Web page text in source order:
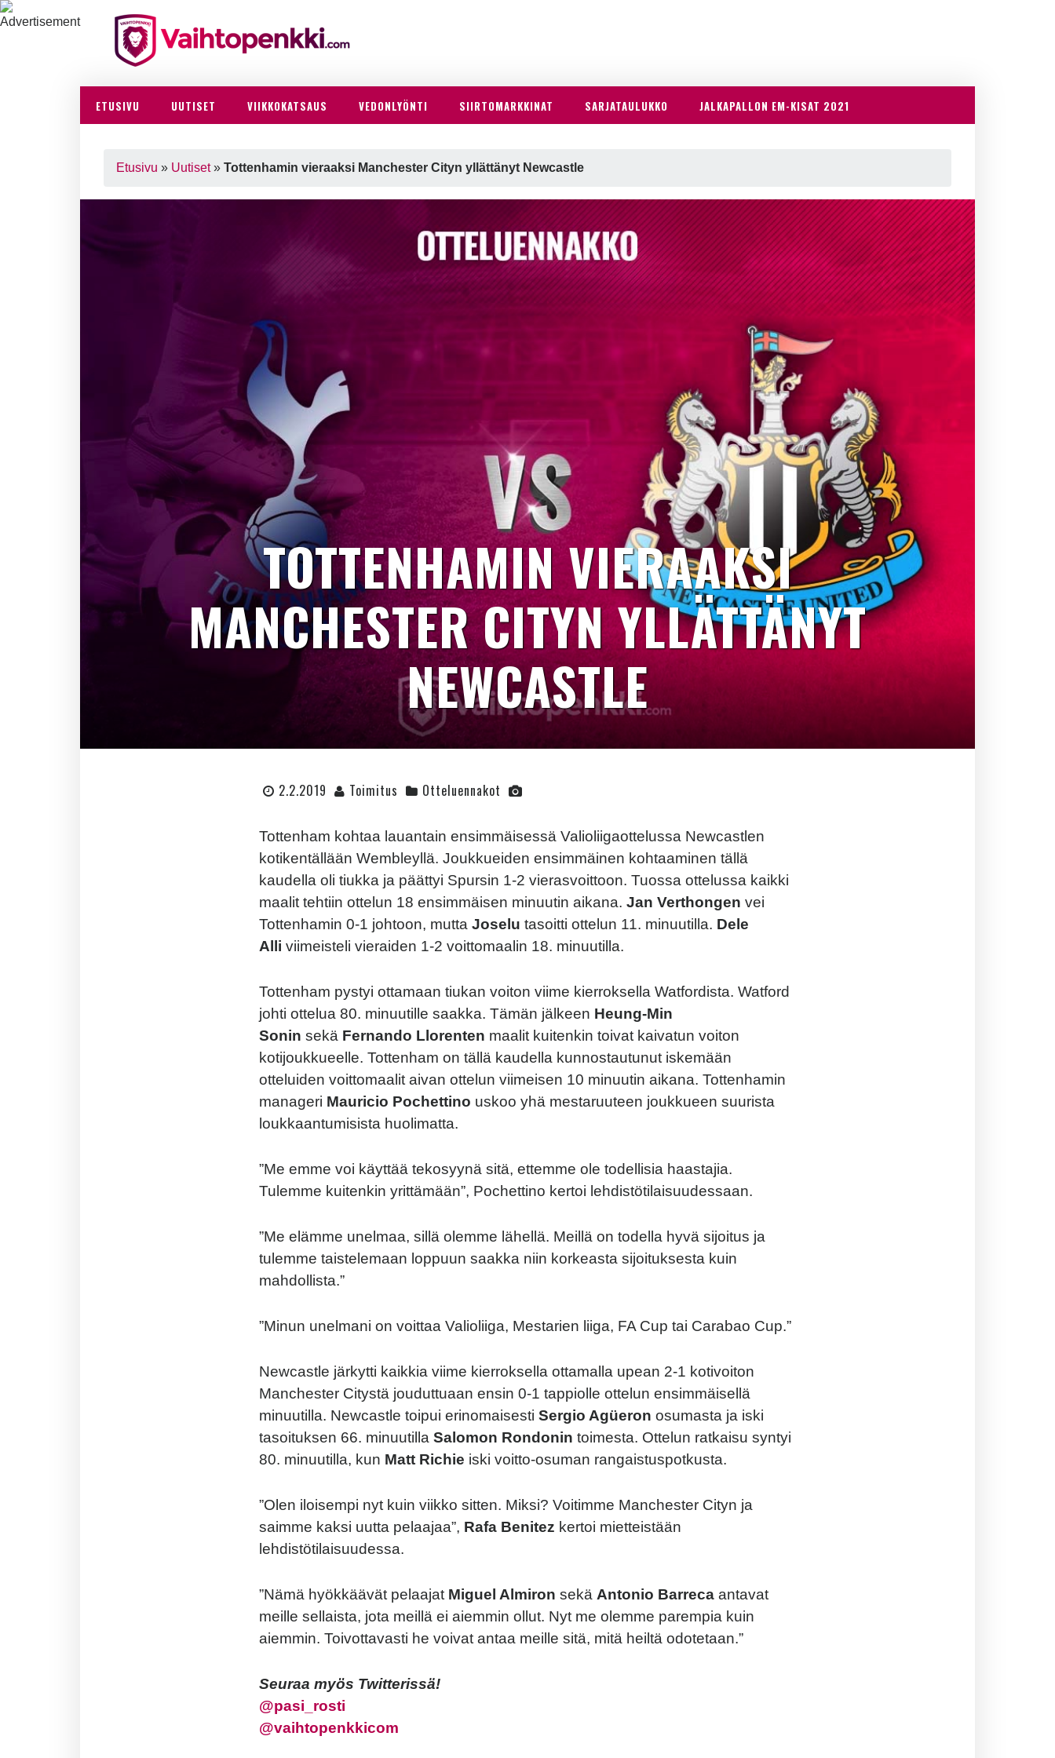
ETUSIVU UUTISET VIIKKOKATSAUS VEDONLYÖNTI SIIRTOMARKKINAT SARJATAULUKKO JALKAPALLON EM-KISAT 2021
Etusivu » Uutiset» Tottenhamin vieraaksi Manchester Cityn yllättänyt Newcastle
TOTTENHAMIN VIERAAKSI
MANCHESTER CITYN YLLÄTTÄNYT
NEWCASTLE
2.2.2019 Toimitus Otteluennakot
Tottenham kohtaa lauantain ensimmäisessä Valioliigaottelussa Newcastlen
kotikentällään Wembleyllä. Joukkueiden ensimmäinen kohtaaminen tällä
kaudella oli tiukka ja päättyi Spursin 1-2 vierasvoittoon. Tuossa ottelussa kaikki
maalit tehtiin ottelun 18 ensimmäisen minuutin aikana. Jan Verthongen vei
Tottenhamin 0-1 johtoon, mutta Joselu tasoitti ottelun 11. minuutilla. Dele
Alli viimeisteli vieraiden 1-2 voittomaalin 18. minuutilla.
Tottenham pystyi ottamaan tiukan voiton viime kierroksella Watfordista. Watford
johti ottelua 80. minuutille saakka. Tämän jälkeen Heung-Min
Sonin sekä Fernando Llorenten maalit kuitenkin toivat kaivatun voiton
kotijoukkueelle. Tottenham on tällä kaudella kunnostautunut iskemään
otteluiden voittomaalit aivan ottelun viimeisen 10 minuutin aikana. Tottenhamin
manageri Mauricio Pochettino uskoo yhä mestaruuteen joukkueen suurista
loukkaantumisista huolimatta.
”Me emme voi käyttää tekosyynä sitä, ettemme ole todellisia haastajia.
Tulemme kuitenkin yrittämään”, Pochettino kertoi lehdistötilaisuudessaan.
”Me elämme unelmaa, sillä olemme lähellä. Meillä on todella hyvä sijoitus ja
tulemme taistelemaan loppuun saakka niin korkeasta sijoituksesta kuin
mahdollista.”
”Minun unelmani on voittaa Valioliiga, Mestarien liiga, FA Cup tai Carabao Cup.”
Newcastle järkytti kaikkia viime kierroksella ottamalla upean 2-1 kotivoiton
Manchester Citystä jouduttuaan ensin 0-1 tappiolle ottelun ensimmäisellä
minuutilla. Newcastle toipui erinomaisesti Sergio Agüeron osumasta ja iski
tasoituksen 66. minuutilla Salomon Rondonin toimesta. Ottelun ratkaisu syntyi
80. minuutilla, kun Matt Richie iski voitto-osuman rangaistuspotkusta.
”Olen iloisempi nyt kuin viikko sitten. Miksi? Voitimme Manchester Cityn ja
saimme kaksi uutta pelaajaa”, Rafa Benitez kertoi mietteistään
lehdistötilaisuudessa.
”Nämä hyökkäävät pelaajat Miguel Almiron sekä Antonio Barreca antavat
meille sellaista, jota meillä ei aiemmin ollut. Nyt me olemme parempia kuin
aiemmin. Toivottavasti he voivat antaa meille sitä, mitä heiltä odotetaan.”
Seuraa myös Twitterissä!
@pasi_rosti
@vaihtopenkkicom